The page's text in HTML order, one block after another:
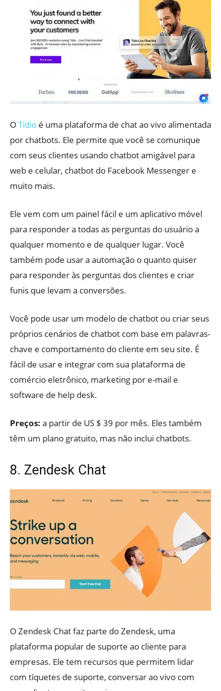
OTidio é uma plataforma de chat ao vivo alimentada
por chatbots. Ele permite que você se comunique
com seus clientes usando chatbot amigável para
web e celular, chatbot do Facebook Messenger e
muito mais.
Ele vem com um painel fácil e um aplicativo móvel
para responder a todas as perguntas do usuário a
qualquer momento e de qualquer lugar. Você
também pode usar a automação o quanto quiser
para responder às perguntas dos clientes e criar
funis que levam a conversões.
Você pode usar um modelo de chatbot ou criar seus
próprios cenários de chatbot com base em palavras-
chave e comportamento do cliente em seu site. É
fácil de usar e integrar com sua plataforma de
comércio eletrônico, marketing por e-mail e
software de help desk.
Preços: a partir de US $ 39 por mês. Eles também
têm um plano gratuito, mas não inclui chatbots.
8. Zendesk Chat
O Zendesk Chat faz parte do Zendesk, uma
plataforma popular de suporte ao cliente para
empresas. Ele tem recursos que permitem lidar
com tíquetes de suporte, conversar ao vivo com